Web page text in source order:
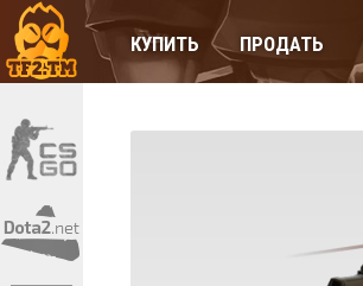
КУПИТЬ ПРОДАТЬ